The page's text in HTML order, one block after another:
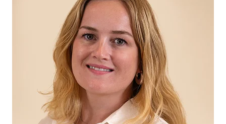
Ledige stillinger